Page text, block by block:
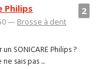
2
Philips
— Brosse à dent
SONICARE Philips ?
sais pas ...